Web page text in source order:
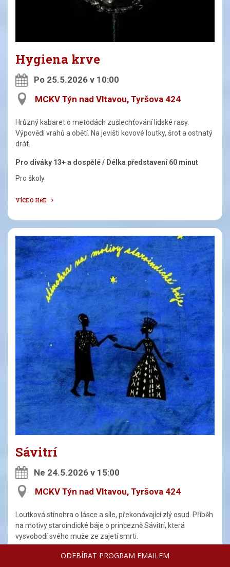
Hygiena krve
Po 25.5.2026 v 10:00
MCKV Týn nad Vltavou, Tyršova 424
Hrůzný kabaret o metodách zušlechťování lidské rasy.
Výpovědi vrahů a obětí. Na jevišti kovové loutky, šrot a ostnatý
drát.
Pro diváky 13+ a dospělé / Délka představení 60 minut
Pro školy
VÍCE O HŘE
Sávitrí
Ne 24.5.2026 v 15:00
MCKV Týn nad Vltavou, Tyršova 424
Loutková stínohra o lásce a síle, překonávající zlý osud. Příběh
na motivy staroindické báje o princezně Sávitrí, která
vysvobodí svého muže ze zajetí smrti.
Pro děti od pěti let i dospělé bez dětí / Délka představení
ODEBÍRAT PROGRAM EMAILEM